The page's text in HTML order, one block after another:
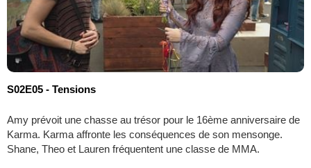
S02E05 - Tensions
Amy prévoit une chasse au trésor pour le 16ème anniversaire de
Karma. Karma affronte les conséquences de son mensonge.
Shane, Theo et Lauren fréquentent une classe de MMA.